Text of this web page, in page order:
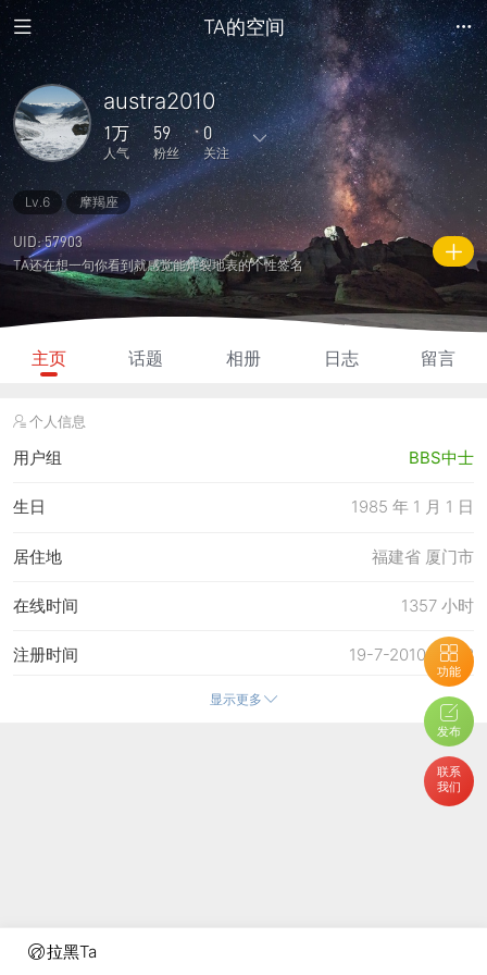
拉黑Ta
TA的空间
功能
发布
联系
我们
austra2010
1万
人气
59
粉丝
0
关注
70
主题
1435
回复
0
日志
1
相册
0
好友
59 0
关注
0
说说
1万
人气
2125
积分
Lv.6 摩羯座
UID: 57903
TA还在想一句你看到就感觉能炸裂地表的个性签名
主页 话题 相册 日志 留言
个人信息
用户组 BBS中士
1985 年 1 月 1 日
生日
福建省 厦门市
居住地
1357 小时
在线时间
19-7-2010 20:53
注册时间
13-6-2026 19:27
8-6-2026 19:01
7-6-2026 14:09
显示更多